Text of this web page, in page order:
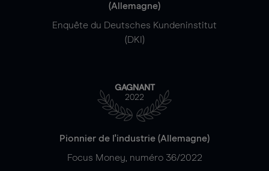
(Allemagne)
Enquête du Deutsches Kundeninstitut
(DKI)
GAGNANT
2022
Pionnier de l'industrie (Allemagne)
Focus Money, numéro 36/2022